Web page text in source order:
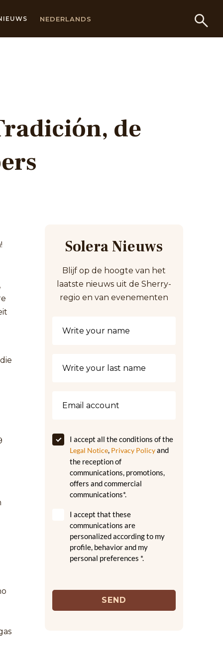
NEDERLANDS
de
Solera Nieuws
Blijf op de hoogte van het
laatste nieuws uit de Sherry-
regio en van evenementen
I accept all the conditions of the
Legal Notice, Privacy Policyand
the reception of
communications, promotions,
offers and commercial
communications*.
I accept that these
communications are
personalized according to my
profile, behavior and my
personal preferences *.
SEND